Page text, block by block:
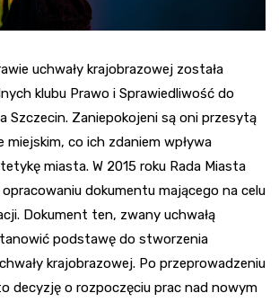
uchwały krajobrazowej została
klubu Prawo i Sprawiedliwość do
Szczecin. Zaniepokojeni są oni przesytą
miejskim, co ich zdaniem wpływa
miasta. W 2015 roku Rada Miasta
dokumentu mającego na celu
Dokument ten, zwany uchwałą
podstawę do stworzenia
krajobrazowej. Po przeprowadzeniu
decyzję o rozpoczęciu prac nad nowym